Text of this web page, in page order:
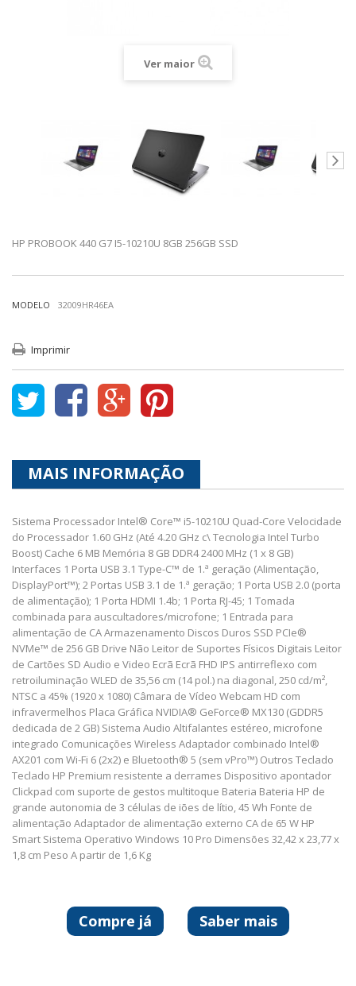
Ver maior
HP PROBOOK 440 G7 I5-10210U 8GB 256GB SSD
MODELO 32009HR46EA
Imprimir
MAIS INFORMAÇÃO
Sistema Processador Intel® Core™ i5-10210U Quad-Core Velocidade
do Processador 1.60 GHz (Até 4.20 GHz c\ Tecnologia Intel Turbo
Boost) Cache 6 MB Memória 8 GB DDR4 2400 MHz (1 x 8 GB)
Interfaces 1 Porta USB 3.1 Type-C™ de 1.ª geração (Alimentação,
DisplayPort™); 2 Portas USB 3.1 de 1.ª geração; 1 Porta USB 2.0 (porta
de alimentação); 1 Porta HDMI 1.4b; 1 Porta RJ-45; 1 Tomada
combinada para auscultadores/microfone; 1 Entrada para
alimentação de CA Armazenamento Discos Duros SSD PCIe®
NVMe™ de 256 GB Drive Não Leitor de Suportes Físicos Digitais Leitor
de Cartões SD Audio e Video Ecrã Ecrã FHD IPS antirreflexo com
retroiluminação WLED de 35,56 cm (14 pol.) na diagonal, 250 cd/m²,
NTSC a 45% (1920 x 1080) Câmara de Vídeo Webcam HD com
infravermelhos Placa Gráfica NVIDIA® GeForce® MX130 (GDDR5
dedicada de 2 GB) Sistema Audio Altifalantes estéreo, microfone
integrado Comunicações Wireless Adaptador combinado Intel®
AX201 com Wi-Fi 6 (2x2) e Bluetooth® 5 (sem vPro™) Outros Teclado
Teclado HP Premium resistente a derrames Dispositivo apontador
Clickpad com suporte de gestos multitoque Bateria Bateria HP de
grande autonomia de 3 células de iões de lítio, 45 Wh Fonte de
alimentação Adaptador de alimentação externo CA de 65 W HP
Smart Sistema Operativo Windows 10 Pro Dimensões 32,42 x 23,77 x
1,8 cm Peso A partir de 1,6 Kg
Saber mais
Compre já